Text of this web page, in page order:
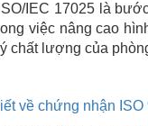
IEC 17025 là
việc nâng cao
chất lượng của
về chứng nhận ISO